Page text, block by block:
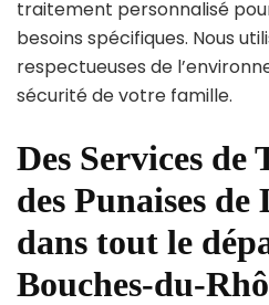
traitement personnalisé
besoins spécifiques. Nous
respectueuses de
sécurité de votre famille.
Des Services de
des Punaises
dans tout le
Bouches-du-